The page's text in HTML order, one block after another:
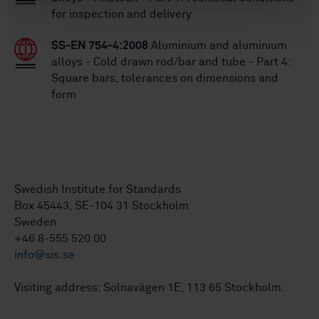
for inspection and delivery
SS-EN 754-4:2008 Aluminium and aluminium
alloys - Cold drawn rod/bar and tube - Part 4:
Square bars, tolerances on dimensions and
form
Swedish Institute for Standards
Box 45443, SE-104 31 Stockholm
Sweden
+46 8-555 520 00
info@sis.se
Visiting address: Solnavägen 1E, 113 65 Stockholm.